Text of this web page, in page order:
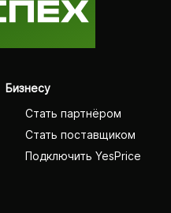
Бизнесу
Стать партнёром
Стать поставщиком
Подключить YesPrice